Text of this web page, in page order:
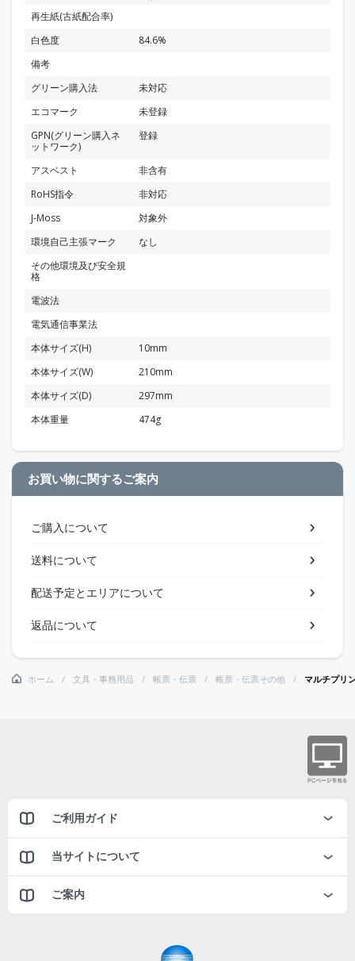
再生紙(古紙配合率)
白色度
84.6%
備考
グリーン購入法
未対応
エコマーク
未登録
GPN(グリーン購入ネ
ットワーク)
登録
アスベスト
非含有
RoHS指令
非対応
J-Moss
対象外
環境自己主張マーク
なし
その他環境及び安全規
格
電波法
電気通信事業法
本体サイズ(H)
10mm
本体サイズ(W)
210mm
本体サイズ(D)
297mm
本体重量
474g
お買い物に関するご案内
ご購入について
送料について
配送予定とエリアについて
返品について
ホーム 文具・事務用品 帳票・伝票 帳票・伝票その他 マルチプリ
ご利用ガイド
当サイトについて
ご案内